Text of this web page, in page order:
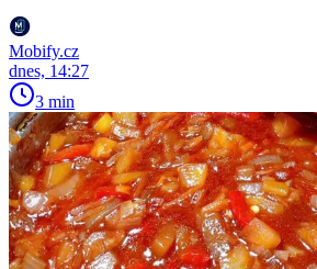
Mobify.cz
dnes, 14:27
3 min